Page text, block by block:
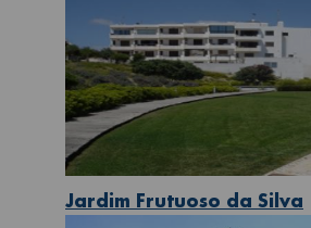
Jardim Frutuoso da Silva